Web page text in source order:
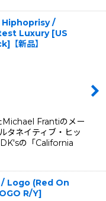
/
Luxury [US
新品】
Frantiのメー
タネイティブ・ヒッ
の「California
Logo (Red On
R/Y]